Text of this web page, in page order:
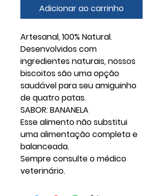
Adicionar ao carrinho
Artesanal, 100% Natural.
Desenvolvidos com
ingredientes naturais, nossos
biscoitos são uma opção
saudável para seu amiguinho
de quatro patas.
SABOR: BANANELA
Esse alimento não substitui
uma alimentação completa e
balanceada.
Sempre consulte o médico
veterinário.